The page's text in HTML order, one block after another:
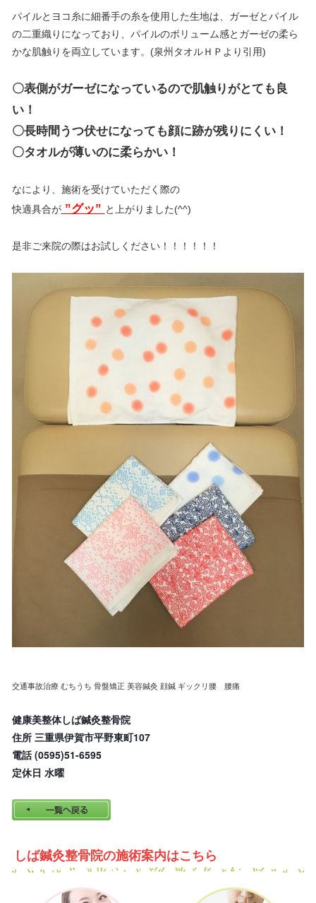
パイルとヨコ糸に細番手の糸を使用した生地は、ガーゼとパイル
の二重織りになっており、パイルのボリューム感とガーゼの柔ら
かな肌触りを両立しています。(泉州タオルＨＰより引用)
〇表側がガーゼになっているので肌触りがとても良
い！
〇長時間うつ伏せになっても顔に跡が残りにくい！
〇タオルが薄いのに柔らかい！
なにより、施術を受けていただく際の
快適具合が”グッ” と上がりました(^^)
是非ご来院の際はお試しください！！！！！！
交通事故治療 むちうち 骨盤矯正 美容鍼灸 顔鍼 ギックリ腰 腰痛
健康美整体しば鍼灸整骨院
住所 三重県伊賀市平野東町107
電話 (0595)51-6595
定休日 水曜
しば鍼灸整骨院の施術案内はこちら